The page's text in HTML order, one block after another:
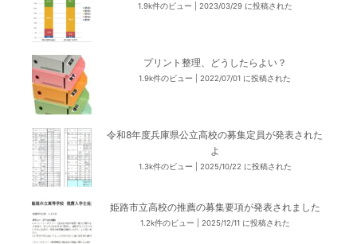
1.9k件のビュー 2023/03/29 に投稿された
プリント整理、どうしたらよい？
1.9k件のビュー 2022/07/01 に投稿された
令和8年度兵庫県公立高校の募集定員が発表された
よ
1.3k件のビュー 2025/10/22 に投稿された
姫路市立高校の推薦の募集要項が発表されました
1.2k件のビュー 2025/12/11 に投稿された